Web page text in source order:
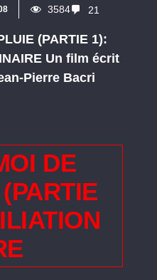
3584 21
(PARTIE 1):
Un film écrit
Pierre Bacri
DE